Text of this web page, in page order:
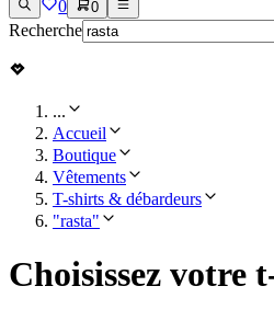
0 0
Recherche
...
Accueil
Boutique
Vêtements
T-shirts & débardeurs
"rasta"
Choisissez votre